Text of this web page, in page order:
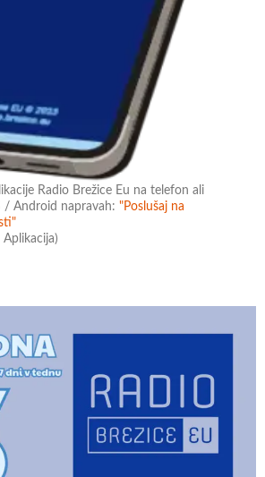
Radio Brežice Eu na telefon ali
/ Android napravah:"Poslušaj na